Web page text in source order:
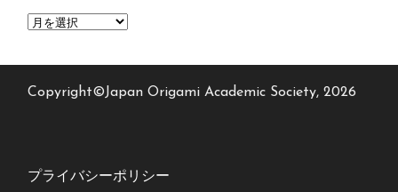
ア
Copyright©Japan Origami Academic Society, 2026
プライバシーポリシー